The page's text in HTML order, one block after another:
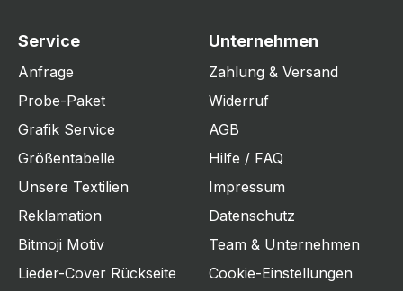
Service
Anfrage
Probe-Paket
Grafik Service
Größentabelle
Unsere Textilien
Reklamation
Bitmoji Motiv
Lieder-Cover Rückseite
Unternehmen
Zahlung & Versand
Widerruf
AGB
Hilfe / FAQ
Impressum
Datenschutz
Team & Unternehmen
Cookie-Einstellungen